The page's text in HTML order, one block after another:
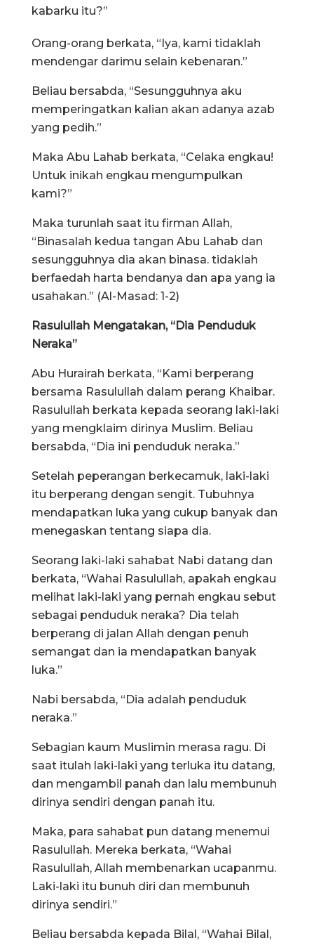
kabarku itu?”
Orang-orang berkata, “Iya, kami tidaklah
mendengar darimu selain kebenaran.”
Beliau bersabda, “Sesungguhnya aku
memperingatkan kalian akan adanya azab
yang pedih.”
Maka Abu Lahab berkata, “Celaka engkau!
Untuk inikah engkau mengumpulkan
kami?”
Maka turunlah saat itu firman Allah,
“Binasalah kedua tangan Abu Lahab dan
sesungguhnya dia akan binasa. tidaklah
berfaedah harta bendanya dan apa yang ia
usahakan.” (Al-Masad: 1-2)
Rasulullah Mengatakan, “Dia Penduduk
Neraka”
Abu Hurairah berkata, “Kami berperang
bersama Rasulullah dalam perang Khaibar.
Rasulullah berkata kepada seorang laki-laki
yang mengklaim dirinya Muslim. Beliau
bersabda, “Dia ini penduduk neraka.”
Setelah peperangan berkecamuk, laki-laki
itu berperang dengan sengit. Tubuhnya
mendapatkan luka yang cukup banyak dan
menegaskan tentang siapa dia.
Seorang laki-laki sahabat Nabi datang dan
berkata, “Wahai Rasulullah, apakah engkau
melihat laki-laki yang pernah engkau sebut
sebagai penduduk neraka? Dia telah
berperang di jalan Allah dengan penuh
semangat dan ia mendapatkan banyak
luka.”
Nabi bersabda, “Dia adalah penduduk
neraka.”
Sebagian kaum Muslimin merasa ragu. Di
saat itulah laki-laki yang terluka itu datang,
dan mengambil panah dan lalu membunuh
dirinya sendiri dengan panah itu.
Maka, para sahabat pun datang menemui
Rasulullah. Mereka berkata, “Wahai
Rasulullah, Allah membenarkan ucapanmu.
Laki-laki itu bunuh diri dan membunuh
dirinya sendiri.”
Beliau bersabda kepada Bilal, “Wahai Bilal,